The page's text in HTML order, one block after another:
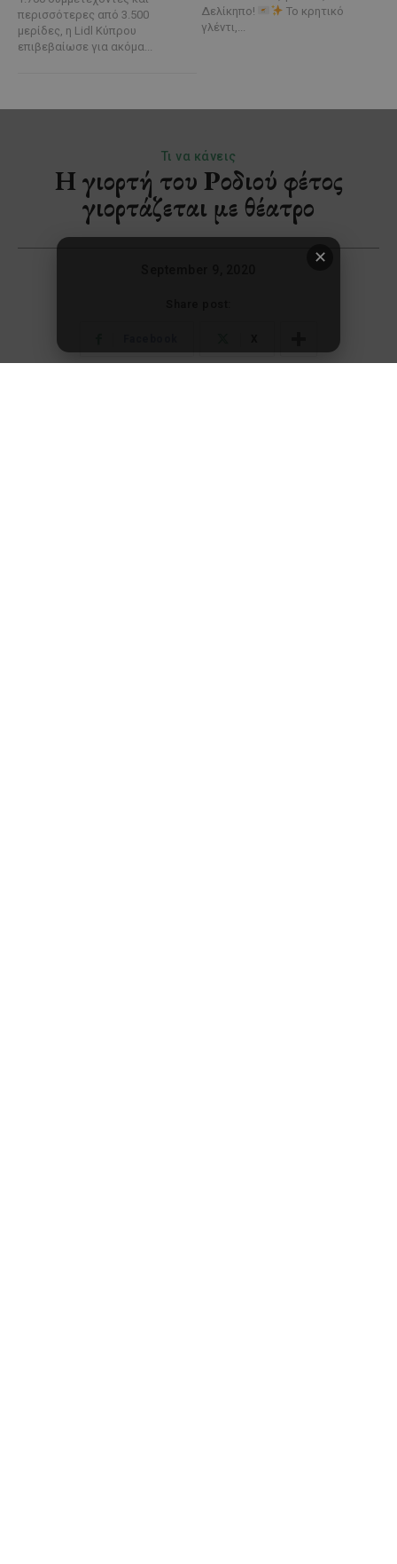
περισσότερες από 3.500
μερίδες, η Lidl Κύπρου
επιβεβαίωσε για ακόμα...
Δελίκηπο!
Το κρητικό
γλέντι,...
✕